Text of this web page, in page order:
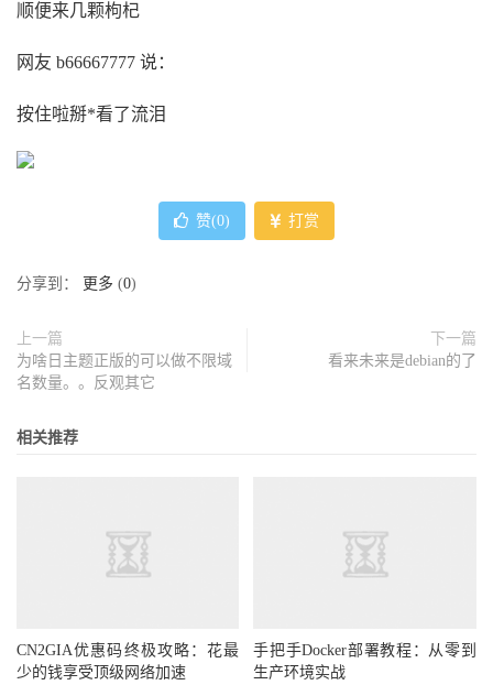
顺便来几颗枸杞
网友 b66667777 说：
按住啦掰*看了流泪
赞(0) 打赏
分享到： 更多 (0)
上一篇
为啥日主题正版的可以做不限域
名数量。。反观其它
下一篇
看来未来是debian的了
相关推荐
CN2GIA优惠码终极攻略：花最
少的钱享受顶级网络加速
手把手Docker部署教程：从零到
生产环境实战